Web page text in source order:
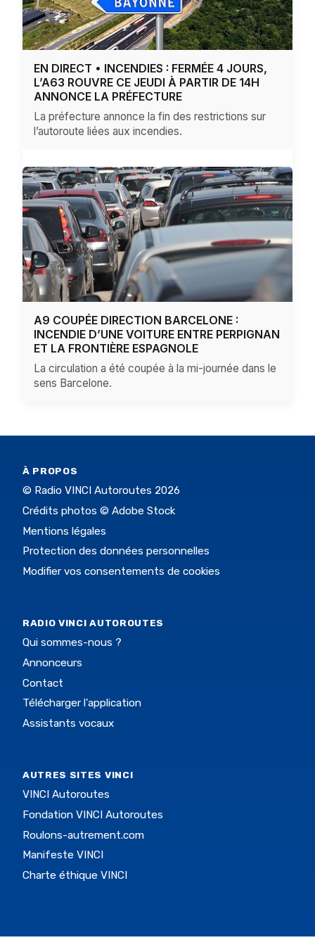
EN DIRECT • INCENDIES : FERMÉE 4 JOURS,
L’A63 ROUVRE CE JEUDI À PARTIR DE 14H
ANNONCE LA PRÉFECTURE
La préfecture annonce la fin des restrictions sur
l’autoroute liées aux incendies.
A9 COUPÉE DIRECTION BARCELONE :
INCENDIE D’UNE VOITURE ENTRE PERPIGNAN
ET LA FRONTIÈRE ESPAGNOLE
La circulation a été coupée à la mi-journée dans le
sens Barcelone.
À PROPOS
© Radio VINCI Autoroutes 2026
Crédits photos © Adobe Stock
Mentions légales
Protection des données personnelles
Modifier vos consentements de cookies
RADIO VINCI AUTOROUTES
Qui sommes-nous ?
Annonceurs
Contact
Télécharger l'application
Assistants vocaux
AUTRES SITES VINCI
VINCI Autoroutes
Fondation VINCI Autoroutes
Roulons-autrement.com
Manifeste VINCI
Charte éthique VINCI